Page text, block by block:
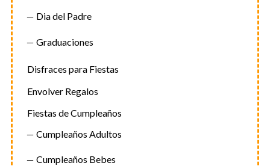
Dia del Padre
Graduaciones
Disfraces para Fiestas
Envolver Regalos
Fiestas de Cumpleaños
Cumpleaños Adultos
Cumpleaños Bebes